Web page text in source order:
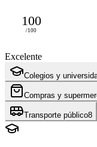
100
/100
Excelente
Colegios y
Compras y
Transporte público8